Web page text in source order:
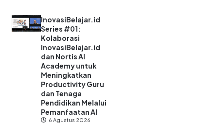
InovasiBelajar.id
Series #01:
Kolaborasi
InovasiBelajar.id
dan Nortis AI
Academy untuk
Meningkatkan
Productivity Guru
dan Tenaga
Pendidikan Melalui
Pemanfaatan AI
6 Agustus 2026